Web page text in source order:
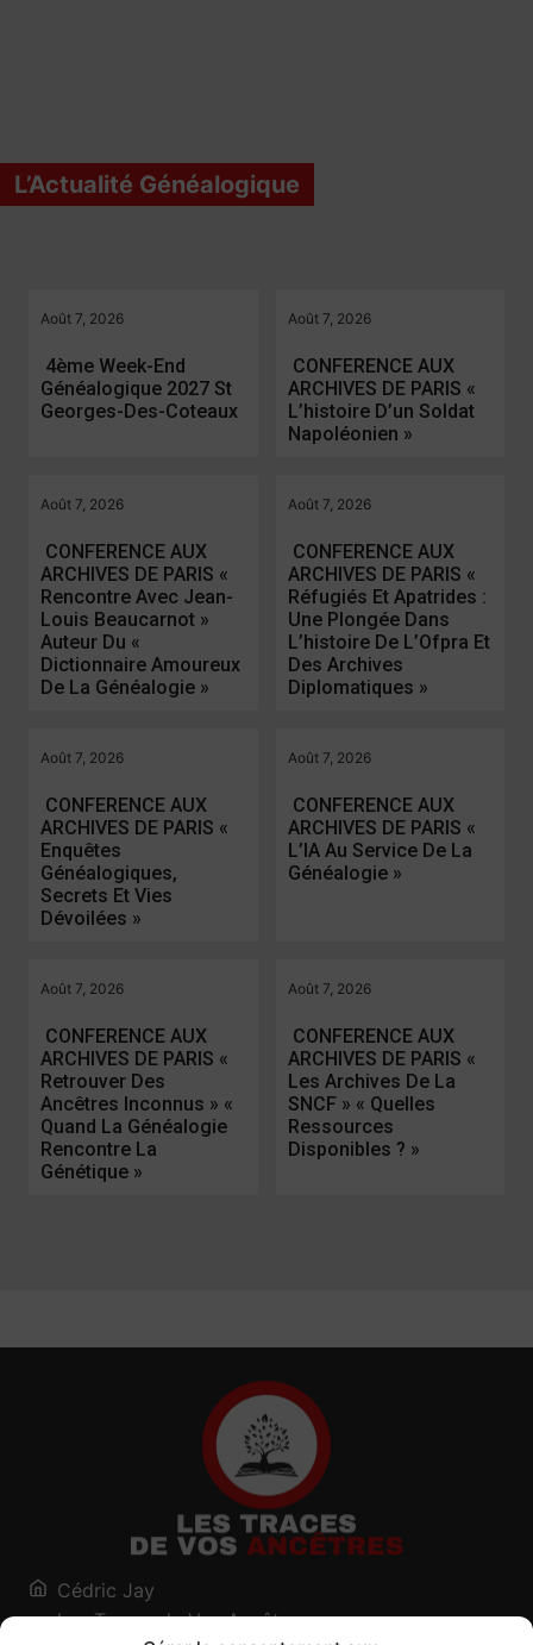
L’Actualité Généalogique
Août 7, 2026
​4ème Week-End
Généalogique 2027 St
Georges-Des-Coteaux
Août 7, 2026
​CONFERENCE AUX
ARCHIVES DE PARIS «
L’histoire D’un Soldat
Napoléonien »
Août 7, 2026
​CONFERENCE AUX
ARCHIVES DE PARIS «
Rencontre Avec Jean-
Louis Beaucarnot »
Auteur Du «
Dictionnaire Amoureux
De La Généalogie »
Août 7, 2026
​CONFERENCE AUX
ARCHIVES DE PARIS «
Réfugiés Et Apatrides :
Une Plongée Dans
L’histoire De L’Ofpra Et
Des Archives
Diplomatiques »
Août 7, 2026
​CONFERENCE AUX
ARCHIVES DE PARIS «
Enquêtes
Généalogiques,
Secrets Et Vies
Dévoilées »
Août 7, 2026
​CONFERENCE AUX
ARCHIVES DE PARIS «
L’IA Au Service De La
Généalogie »
Août 7, 2026
​CONFERENCE AUX
ARCHIVES DE PARIS «
Retrouver Des
Ancêtres Inconnus » «
Quand La Généalogie
Rencontre La
Génétique »
Août 7, 2026
​CONFERENCE AUX
ARCHIVES DE PARIS «
Les Archives De La
SNCF » « Quelles
Ressources
Disponibles ? »
Cédric Jay
Les Traces de Vos Ancêtres